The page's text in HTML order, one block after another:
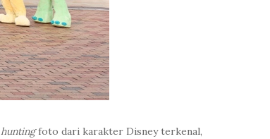
huntingfoto dari karakter Disney terkenal,